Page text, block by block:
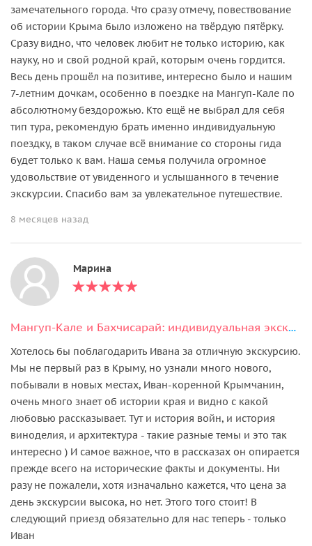
замечательного города. Что сразу отмечу, повествование
об истории Крыма было изложено на твёрдую пятёрку.
Сразу видно, что человек любит не только историю, как
науку, но и свой родной край, которым очень гордится.
Весь день прошёл на позитиве, интересно было и нашим
7-летним дочкам, особенно в поездке на Мангуп-Кале по
абсолютному бездорожью. Кто ещё не выбрал для себя
тип тура, рекомендую брать именно индивидуальную
поездку, в таком случае всё внимание со стороны гида
будет только к вам. Наша семья получила огромное
удовольствие от увиденного и услышанного в течение
экскурсии. Спасибо вам за увлекательное путешествие.
8 месяцев назад
Марина
Мангуп-Кале и Бахчисарай: индивидуальная экскурсия
Хотелось бы поблагодарить Ивана за отличную экскурсию.
Мы не первый раз в Крыму, но узнали много нового,
побывали в новых местах, Иван-коренной Крымчанин,
очень много знает об истории края и видно с какой
любовью рассказывает. Тут и история войн, и история
виноделия, и архитектура - такие разные темы и это так
интересно ) И самое важное, что в рассказах он опирается
прежде всего на исторические факты и документы. Ни
разу не пожалели, хотя изначально кажется, что цена за
день экскурсии высока, но нет. Этого того стоит! В
следующий приезд обязательно для нас теперь - только
Иван